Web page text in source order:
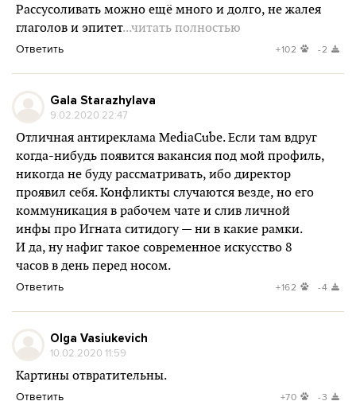
Рассусоливать можно ещё много и долго, не жалея
глаголов и эпитет...читать полностью
Ответить +102 -2
Gala Starazhylava
9.02.2020 22:47
Отличная антиреклама MediaCube. Если там вдруг
когда-нибудь появится вакансия под мой профиль,
никогда не буду рассматривать, ибо директор
проявил себя. Конфликты случаются везде, но его
коммуникация в рабочем чате и слив личной
инфы про Игната ситидогу — ни в какие рамки.
И да, ну нафиг такое современное искусство 8
часов в день перед носом.
Ответить +162 -4
Olga Vasiukevich
10.02.2020 11:59
Картины отвратительны.
Ответить +70 -3